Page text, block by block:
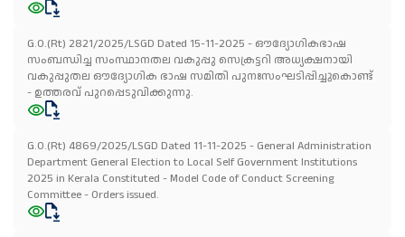
G.O.(Rt) 2821/2025/LSGD Dated 15-11-2025 - ഔദ്യോഗികഭാഷ
സംബന്ധിച്ച സംസ്ഥാനതല വകുപ്പു സെക്രട്ടറി അധ്യക്ഷനായി
വകുപ്പുതല ഔദ്യോഗിക ഭാഷ സമിതി പുനഃസംഘടിപ്പിച്ചുകൊണ്ട്
- ഉത്തരവ് പുറപ്പെടുവിക്കുന്നു.
G.O.(Rt) 4869/2025/LSGD Dated 11-11-2025 - General Administration
Department General Election to Local Self Government Institutions
2025 in Kerala Constituted - Model Code of Conduct Screening
Committee - Orders issued.